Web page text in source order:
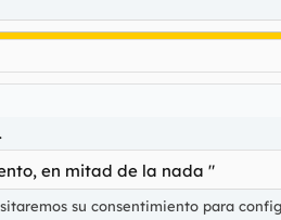
en mitad de la nada "
su consentimiento para